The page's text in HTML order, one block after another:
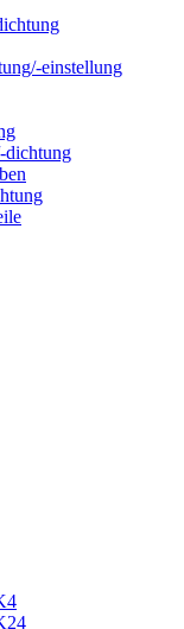
einstellung
dichtung